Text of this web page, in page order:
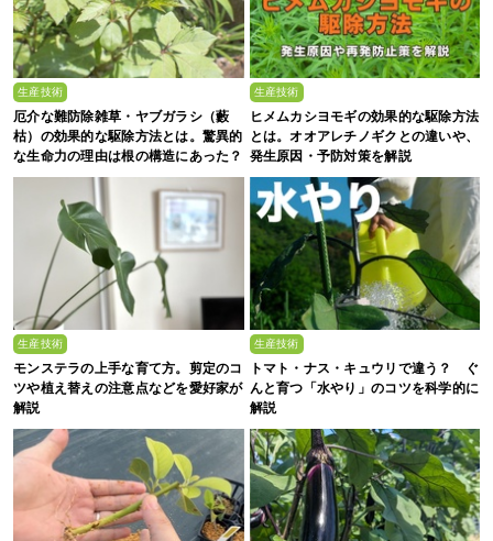
生産技術
厄介な難防除雑草・ヤブガラシ（藪
枯）の効果的な駆除方法とは。驚異的
な生命力の理由は根の構造にあった？
生産技術
ヒメムカシヨモギの効果的な駆除方法
とは。オオアレチノギクとの違いや、
発生原因・予防対策を解説
生産技術
モンステラの上手な育て方。剪定のコ
ツや植え替えの注意点などを愛好家が
解説
生産技術
トマト・ナス・キュウリで違う？ ぐ
んと育つ「水やり」のコツを科学的に
解説